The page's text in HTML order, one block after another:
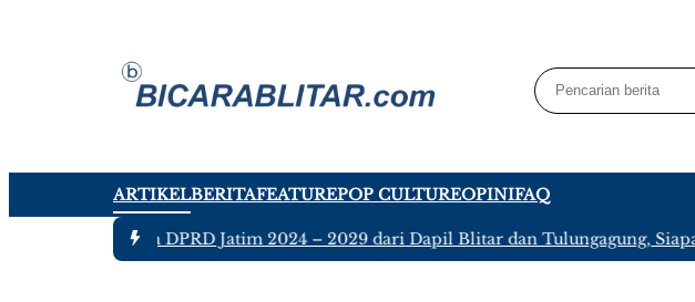
ARTIKELBERITAFEATUREPOP CULTUREOPINIFAQ
tujuh Anggota DPRD Jatim 2024 – 2029 dari Dapil Blitar dan Tulungagung, Siapa